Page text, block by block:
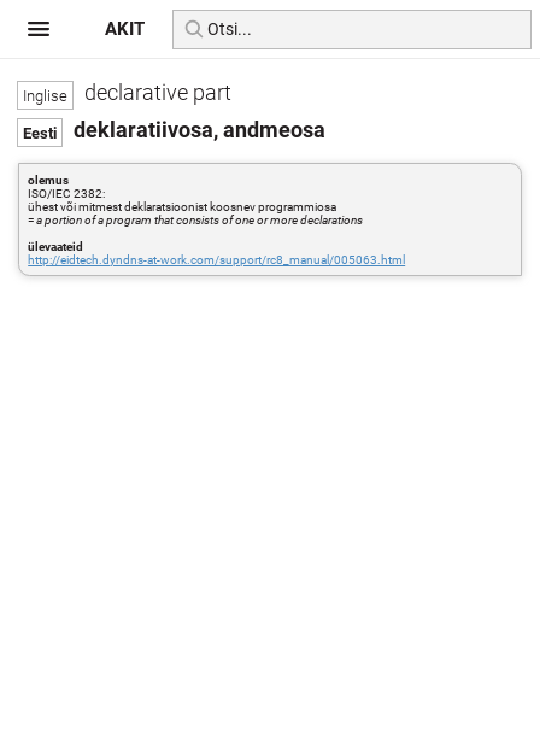
declarative part
deklaratiivosa, andmeosa
olemus
ISO/IEC 2382:
ühest või mitmest deklaratsioonist koosnev programmiosa
=a portion of a program that consists of one or more declarations
ülevaateid
http://eidtech.dyndns-at-work.com/support/rc8_manual/005063.html
AKIT